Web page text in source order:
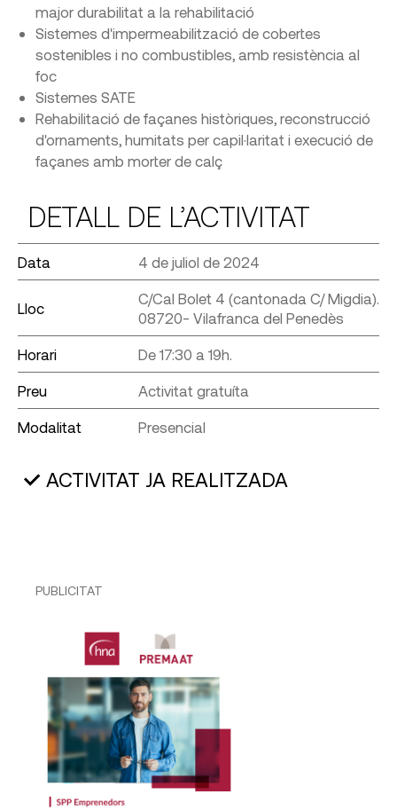
major durabilitat a la rehabilitació
Sistemes d'impermeabilització de cobertes
sostenibles i no combustibles, amb resistència al
foc
Sistemes SATE
Rehabilitació de façanes històriques, reconstrucció
d'ornaments, humitats per capil·laritat i execució de
façanes amb morter de calç
DETALL DE L’ACTIVITAT
Data 4 de juliol de 2024
Lloc
C/Cal Bolet 4 (cantonada C/ Migdia).
08720- Vilafranca del Penedès
Horari De 17:30 a 19h.
Preu Activitat gratuíta
Modalitat Presencial
ACTIVITAT JA REALITZADA
PUBLICITAT